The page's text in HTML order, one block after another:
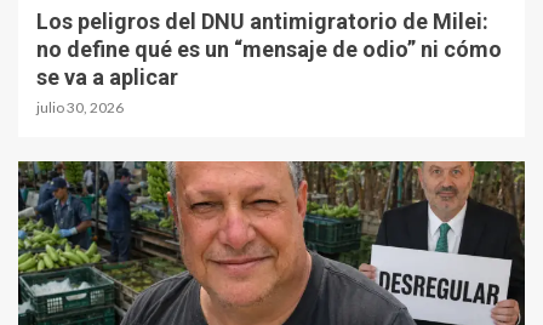
Los peligros del DNU antimigratorio de Milei:
no define qué es un “mensaje de odio” ni cómo
se va a aplicar
julio 30, 2026